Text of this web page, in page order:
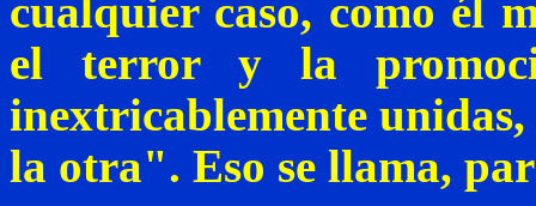
cualquier caso, como él
el terror y la
inextricablemente
la otra". Eso se llama,